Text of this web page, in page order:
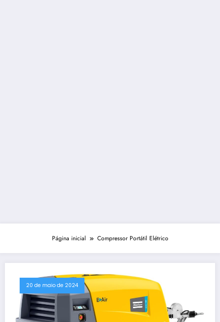
Página inicial Compressor Portátil Elétrico
20 de maio de 2024